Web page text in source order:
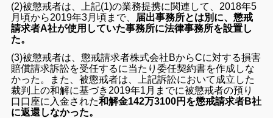
(2)被懲戒者は、上記(1)の業務提携に関連して、2018年5
月頃から2019年3月頃まで、 届出事務所とは別に、懲戒
請求者A社が使用していた事務所に法律事務所を設置し
た。
(3)被懲戒者は、懲戒請求者株式会社BからCに対する損害
賠償請求訴訟を受任するに当たり委任契約書を作成しな
かった。また、被懲戒者は、上記訴訟において成立した
裁判上の和解に基づき2019年1月までに被懲戒者の預り
口口座に入金された和解金142万3100円を懲戒請求者B社
に返還しなかった。